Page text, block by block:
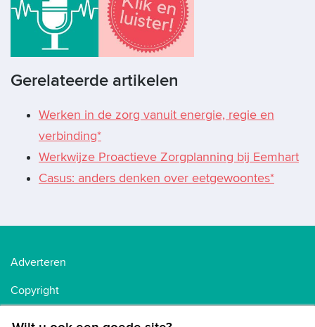
Gerelateerde artikelen
Werken in de zorg vanuit energie, regie en
verbinding*
Werkwijze Proactieve Zorgplanning bij Eemhart
Casus: anders denken over eetgewoontes*
Adverteren
Copyright